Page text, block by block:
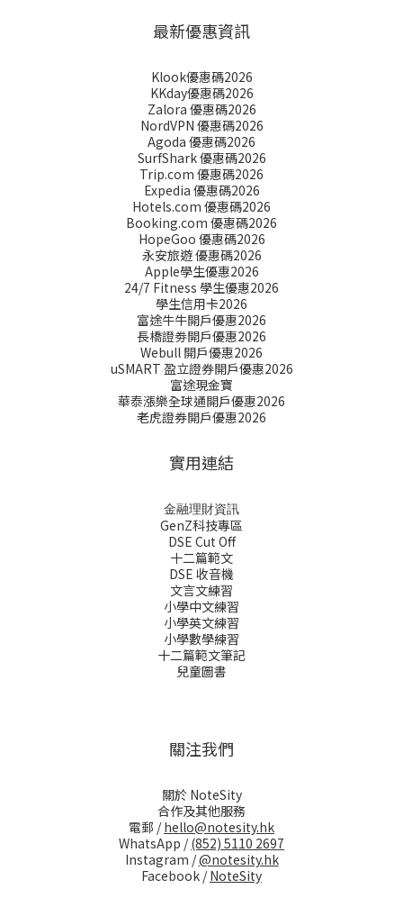
最新優惠資訊
Klook優惠碼2026
KKday優惠碼2026
Zalora 優惠碼2026
NordVPN 優惠碼2026
Agoda 優惠碼2026
SurfShark 優惠碼2026
Trip.com 優惠碼2026
Expedia 優惠碼2026
Hotels.com 優惠碼2026
Booking.com 優惠碼2026
HopeGoo 優惠碼2026
永安旅遊 優惠碼2026
Apple學生優惠2026
24/7 Fitness 學生優惠2026
學生信用卡2026
富途牛牛開戶優惠2026
長橋證劵開戶優惠2026
Webull 開戶優惠2026
uSMART 盈立證券開戶優惠2026
富途現金寶
華泰漲樂全球通開戶優惠2026
老虎證券開戶優惠2026
實用連結
金融理財資訊
GenZ科技專區
DSE Cut Off
十二篇範文
DSE 收音機
文言文練習
小學中文練習
小學英文練習
小學數學練習
十二篇範文筆記
兒童圖書
關注我們
關於 NoteSity
合作及其他服務
電郵 /hello@notesity.hk
WhatsApp /(852) 5110 2697
Instagram /@notesity.hk
Facebook /NoteSity